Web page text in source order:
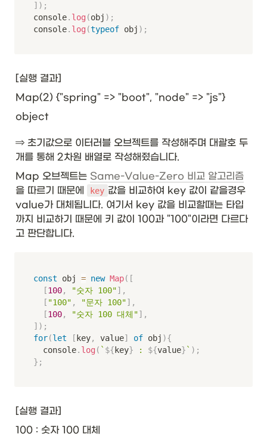
] ) ;
console. log (obj ) ;
console. log (typeof obj ) ;
[실행 결과]
Map(2) {"spring" => "boot", "node" => "js"}
object
⇒ 초기값으로 이터러블 오브젝트를 작성해주며 대괄호 두
개를 통해 2차원 배열로 작성해줬습니다.
Map 오브젝트는 Same-Value-Zero 비교 알고리즘
을 따르기 때문에
key 값을 비교하여 key 값이 같을경우
value가 대체됩니다. 여기서 key 값을 비교할때는 타입
까지 비교하기 때문에 키 값이 100과 "100"이라면 다르다
고 판단합니다.
const obj = new Map( [
[100, "숫자 100"] ,
[ "100" , "문자 100"] ,
[100, "숫자 100 대체"] ,
] ) ;
for(let [ key, value] of obj ){
	console
. log ( ` ${ key} : ${value} ` ) ;
} ;
[실행 결과]
100 : 숫자 100 대체